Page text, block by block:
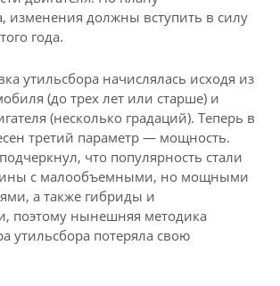
изменения должны вступить в силу
года.
утильсбора начислялась исходя из
(до трех лет или старше) и
(несколько градаций). Теперь в
третий параметр — мощность.
что популярность стали
с малообъемными, но мощными
а также гибриды и
поэтому нынешняя методика
утильсбора потеряла свою